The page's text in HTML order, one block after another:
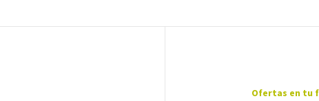
Ofertas en tu